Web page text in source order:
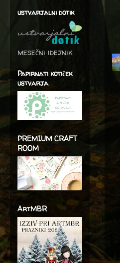
ustvarjalni dotik
mesečni idejnik
Papirnati kotiček
ustvarja
PREMIUM CRAFT
ROOM
ArtMBR